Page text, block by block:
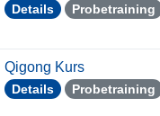
Details Probetraining
Qigong Kurs
Details Probetraining